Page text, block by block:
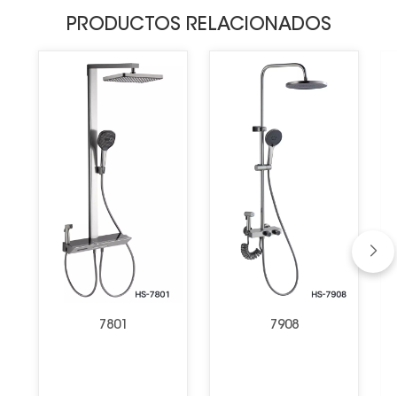
PRODUCTOS RELACIONADOS
7801 7908